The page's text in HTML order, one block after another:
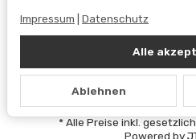
Vertrag
*Alle Preise inkl.
Powered by
Alle
Ablehnen
Impressum Datenschutz